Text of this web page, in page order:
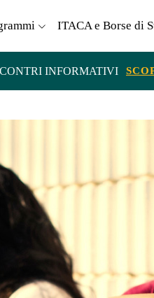
ITACA e Borse di
INFORMATIVI